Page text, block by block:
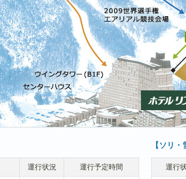
運行状況 運行予定時間
【ソリ
運行